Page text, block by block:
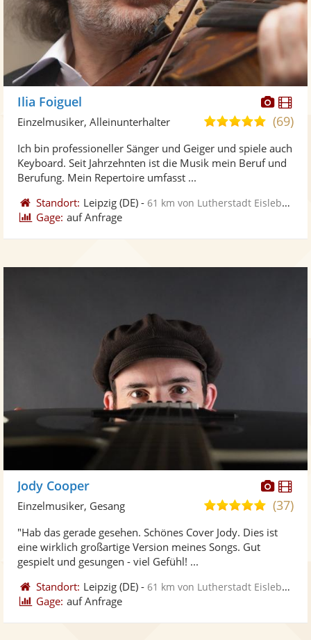
Fotos
Ilia Foiguel
4,9
5
(69)
Einzelmusiker, Alleinunterhalter
Ich bin professioneller Sänger und Geiger und spiele auch
Keyboard. Seit Jahrzehnten ist die Musik mein Beruf und
Berufung. Mein Repertoire umfasst ...
Standort: Leipzig (DE) -61 km von Lutherstadt Eisleben
Gage: auf Anfrage
Fotos
Jody Cooper
5,0
5
(37)
Einzelmusiker, Gesang
"Hab das gerade gesehen. Schönes Cover Jody. Dies ist
eine wirklich großartige Version meines Songs. Gut
gespielt und gesungen - viel Gefühl! ...
Standort: Leipzig (DE) -61 km von Lutherstadt Eisleben
Gage: auf Anfrage